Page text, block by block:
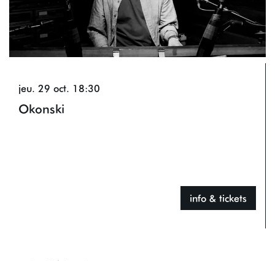
Okonski
jeu. 29 oct. 18:30
info & tickets